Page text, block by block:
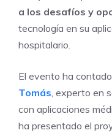
a los desafíos y
tecnología en su
hospitalario.
El evento ha
Tomás, experto en
con aplicaciones
ha presentado el